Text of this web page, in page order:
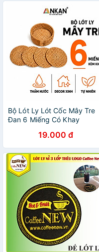
Bộ Lót Ly Lót Cốc Mây Tre
Đan 6 Miếng Có Khay
Thủ Công, Thân Thiện Môi
Trường
19.000 đ